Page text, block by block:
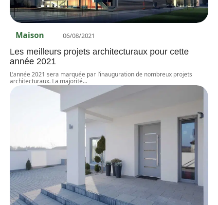
Maison 06/08/2021
Les meilleurs projets architecturaux pour cette
année 2021
L’année 2021 sera marquée par l’inauguration de nombreux projets
architecturaux. La majorité…